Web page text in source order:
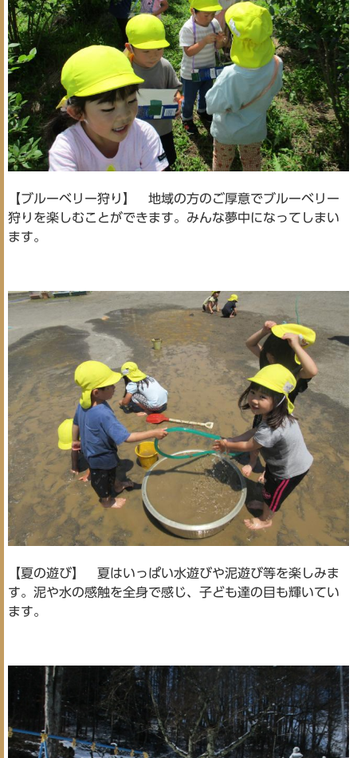
【ブルーベリー狩り】 地域の方のご厚意でブルーベリー
狩りを楽しむことができます。みんな夢中になってしまい
ます。
【夏の遊び】 夏はいっぱい水遊びや泥遊び等を楽しみま
す。泥や水の感触を全身で感じ、子ども達の目も輝いてい
ます。